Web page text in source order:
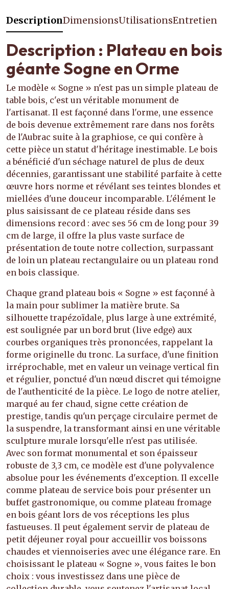
DescriptionDimensionsUtilisationsEntretien
Description : Plateau en bois
géante Sogne en Orme
Le modèle « Sogne » n'est pas un simple plateau de
table bois, c'est un véritable monument de
l'artisanat. Il est façonné dans l'orme, une essence
de bois devenue extrêmement rare dans nos forêts
de l'Aubrac suite à la graphiose, ce qui confère à
cette pièce un statut d'héritage inestimable. Le bois
a bénéficié d'un séchage naturel de plus de deux
décennies, garantissant une stabilité parfaite à cette
œuvre hors norme et révélant ses teintes blondes et
miellées d'une douceur incomparable. L'élément le
plus saisissant de ce plateau réside dans ses
dimensions record : avec ses 56 cm de long pour 39
cm de large, il offre la plus vaste surface de
présentation de toute notre collection, surpassant
de loin un plateau rectangulaire ou un plateau rond
en bois classique.
Chaque grand plateau bois « Sogne » est façonné à
la main pour sublimer la matière brute. Sa
silhouette trapézoïdale, plus large à une extrémité,
est soulignée par un bord brut (live edge) aux
courbes organiques très prononcées, rappelant la
forme originelle du tronc. La surface, d'une finition
irréprochable, met en valeur un veinage vertical fin
et régulier, ponctué d'un nœud discret qui témoigne
de l'authenticité de la pièce. Le logo de notre atelier,
marqué au fer chaud, signe cette création de
prestige, tandis qu'un perçage circulaire permet de
la suspendre, la transformant ainsi en une véritable
sculpture murale lorsqu'elle n'est pas utilisée.
Avec son format monumental et son épaisseur
robuste de 3,3 cm, ce modèle est d'une polyvalence
absolue pour les événements d'exception. Il excelle
comme plateau de service bois pour présenter un
buffet gastronomique, ou comme plateau fromage
en bois géant lors de vos réceptions les plus
fastueuses. Il peut également servir de plateau de
petit déjeuner royal pour accueillir vos boissons
chaudes et viennoiseries avec une élégance rare. En
choisissant le plateau « Sogne », vous faites le bon
choix : vous investissez dans une pièce de